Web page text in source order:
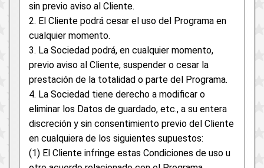
sin previo aviso al Cliente.
2. El Cliente podrá cesar el uso del Programa en
cualquier momento.
3. La Sociedad podrá, en cualquier momento,
previo aviso al Cliente, suspender o cesar la
prestación de la totalidad o parte del Programa.
4. La Sociedad tiene derecho a modificar o
eliminar los Datos de guardado, etc., a su entera
discreción y sin consentimiento previo del Cliente
en cualquiera de los siguientes supuestos:
(1) El Cliente infringe estas Condiciones de uso u